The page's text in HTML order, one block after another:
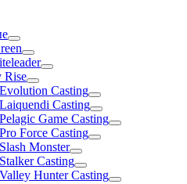
Rise
Evolution Casting
Laiquendi Casting
Pelagic Game Casting
Pro Force Casting
Slash Monster
Stalker Casting
Valley Hunter Casting